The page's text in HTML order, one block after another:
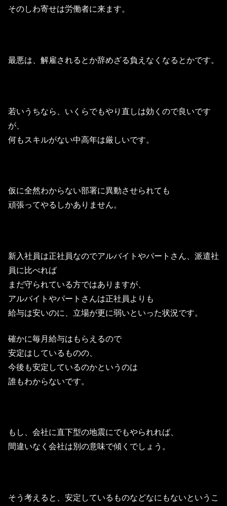
そのしわ寄せは労働者に来ます。
最悪は、解雇されるとか辞めざる負えなくなるとかです。
若いうちなら、いくらでもやり直しは効くので良いです
が、
何もスキルがない中高年は厳しいです。
仮に全然わからない部署に異動させられても
頑張ってやるしかありません。
新入社員は正社員なのでアルバイトやパートさん、派遣社
員に比べれば
まだ守られている方ではありますが、
アルバイトやパートさんは正社員よりも
給与は安いのに、立場が更に弱いといった状況です。
確かに毎月給与はもらえるので
安定はしているものの、
今後も安定しているのかというのは
誰もわからないです。
もし、会社に直下型の地震にでもやられれば、
間違いなく会社は別の意味で傾くでしょう。
そう考えると、安定しているものなどなにもないというこ